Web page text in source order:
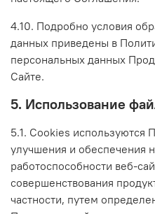
4.10. Подробно условия
данных приведены в
персональных данных
Сайте.
5. Использование
5.1. Сookies используются
улучшения и обеспечения
работоспособности веб-
совершенствования
частности, путем